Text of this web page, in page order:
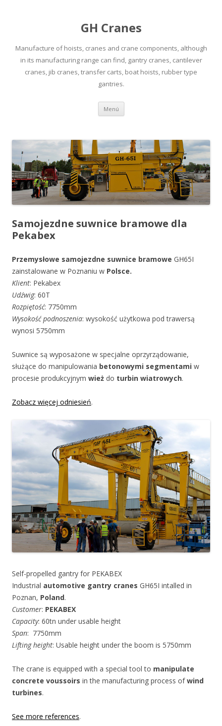
GH Cranes
Manufacture of hoists, cranes and crane components, although
in its manufacturing range can find, gantry cranes, cantilever
cranes, jib cranes, transfer carts, boat hoists, rubber type
gantries.
Menú Saltar
contenido
Samojezdne suwnice bramowe dla
Pekabex
Przemysłowe samojezdne suwnice bramowe GH65I
zainstalowane w Poznaniu w Polsce.
Klient: Pekabex
Udźwig: 60T
Rozpiętość: 7750mm
Wysokość podnoszenia: wysokość użytkowa pod trawersą
wynosi 5750mm
Suwnice są wyposażone w specjalne oprzyrządowanie,
służące do manipulowania betonowymi segmentami w
procesie produkcyjnym wież do turbin wiatrowych.
Zobacz więcej odniesień.
Self-propelled gantry for PEKABEX
Industrial automotive gantry cranes GH65I intalled in
Poznan, Poland.
Customer: PEKABEX
Capacity: 60tn under usable height
Span: 7750mm
Lifting height: Usable height under the boom is 5750mm
The crane is equipped with a special tool to manipulate
concrete voussoirs in the manufacturing process ofwind
turbines.
See more references.